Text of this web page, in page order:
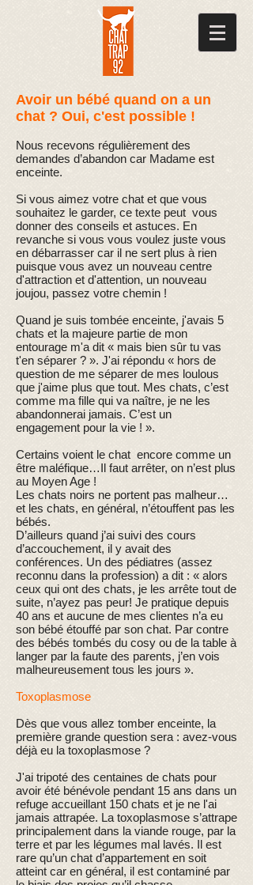
Avoir un bébé quand on a un
chat ? Oui, c'est possible !
Nous recevons régulièrement des
demandes d’abandon car Madame est
enceinte.
Si vous aimez votre chat et que vous
souhaitez le garder, ce texte peut vous
donner des conseils et astuces. En
revanche si vous vous voulez juste vous
en débarrasser car il ne sert plus à rien
puisque vous avez un nouveau centre
d'attraction et d'attention, un nouveau
joujou, passez votre chemin !
Quand je suis tombée enceinte, j'avais 5
chats et la majeure partie de mon
entourage m'a dit « mais bien sûr tu vas
t'en séparer ? ». J'ai répondu « hors de
question de me séparer de mes loulous
que j'aime plus que tout. Mes chats, c’est
comme ma fille qui va naître, je ne les
abandonnerai jamais. C’est un
engagement pour la vie ! ».
Certains voient le chat encore comme un
être maléfique…Il faut arrêter, on n’est plus
au Moyen Age !
Les chats noirs ne portent pas malheur…
et les chats, en général, n’étouffent pas les
bébés.
D’ailleurs quand j’ai suivi des cours
d’accouchement, il y avait des
conférences. Un des pédiatres (assez
reconnu dans la profession) a dit : « alors
ceux qui ont des chats, je les arrête tout de
suite, n’ayez pas peur! Je pratique depuis
40 ans et aucune de mes clientes n’a eu
son bébé étouffé par son chat. Par contre
des bébés tombés du cosy ou de la table à
langer par la faute des parents, j’en vois
malheureusement tous les jours ».
Toxoplasmose
Dès que vous allez tomber enceinte, la
première grande question sera : avez-vous
déjà eu la toxoplasmose ?
J'ai tripoté des centaines de chats pour
avoir été bénévole pendant 15 ans dans un
refuge accueillant 150 chats et je ne l'ai
jamais attrapée. La toxoplasmose s’attrape
principalement dans la viande rouge, par la
terre et par les légumes mal lavés. Il est
rare qu’un chat d’appartement en soit
atteint car en général, il est contaminé par